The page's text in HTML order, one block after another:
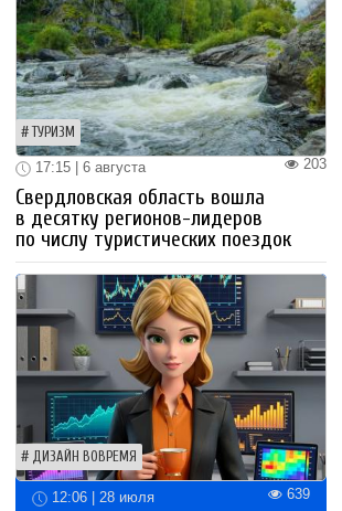
ТУРИЗМ
203
17:15 | 6 августа
Свердловская область вошла
в десятку регионов-лидеров
по числу туристических поездок
ДИЗАЙН ВОВРЕМЯ
12:06 | 28 июля 639